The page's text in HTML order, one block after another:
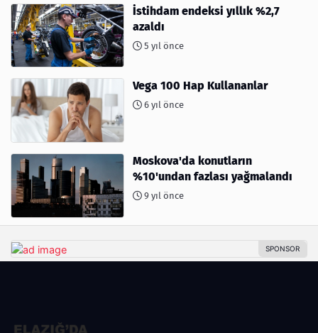
İstihdam endeksi yıllık %2,7
azaldı
5 yıl önce
Vega 100 Hap Kullananlar
6 yıl önce
Moskova'da konutların
%10'undan fazlası yağmalandı
9 yıl önce